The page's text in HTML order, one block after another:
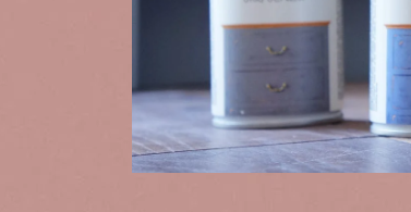
Haz click aquí para
comunidad Dr.